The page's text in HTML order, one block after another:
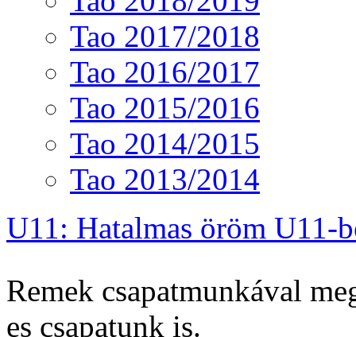
Tao 2017/2018
Tao 2016/2017
Tao 2015/2016
Tao 2014/2015
Tao 2013/2014
U11: Hatalmas öröm U11-
Remek csapatmunkával
es csapatunk is.